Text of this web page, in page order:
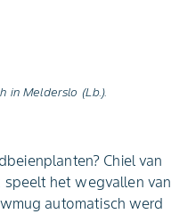
in Melderslo (Lb.).
Chiel van
speelt het wegvallen van
automatisch werd